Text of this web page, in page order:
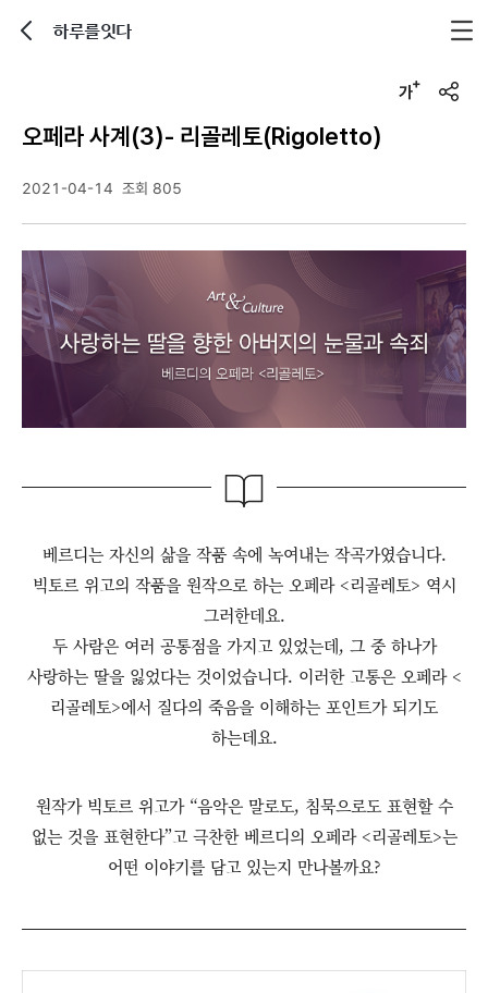
하루를잇다
u
오페라 사계(3)- 리골레토(Rigoletto)
2021-04-14 조회 805
베르디는 자신의 삶을 작품 속에 녹여내는 작곡가였습니다.
빅토르 위고의 작품을 원작으로 하는 오페라 <리골레토> 역시
그러한데요.
두 사람은 여러 공통점을 가지고 있었는데, 그 중 하나가
사랑하는 딸을 잃었다는 것이었습니다. 이러한 고통은 오페라 <
리골레토>에서 질다의 죽음을 이해하는 포인트가 되기도
하는데요.
원작가 빅토르 위고가 “음악은 말로도, 침묵으로도 표현할 수
없는 것을 표현한다”고 극찬한 베르디의 오페라 <리골레토>는
어떤 이야기를 담고 있는지 만나볼까요?